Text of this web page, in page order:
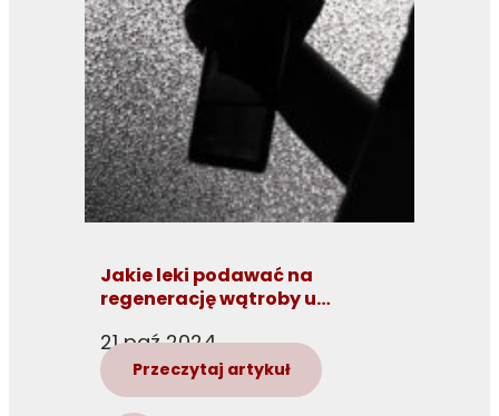
Jakie leki podawać na
regenerację wątroby u
21 paź 2024
Przeczytaj artykuł